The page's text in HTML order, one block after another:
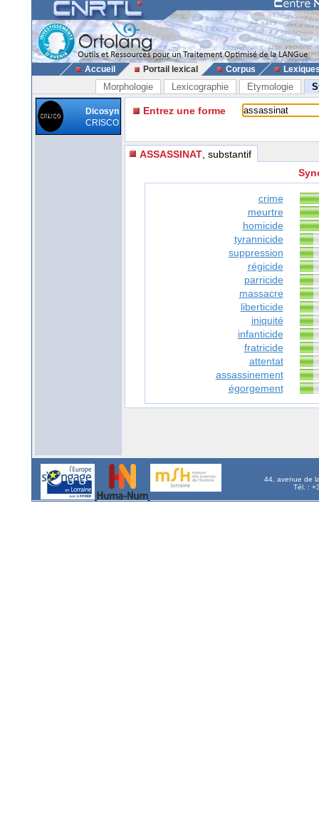
Accueil Portail lexical Corpus
Morphologie Lexicographie Etymologie
Dicosyn
CRISCO
Entrez une forme
ASSASSINAT , substantif
crime
meurtre
homicide
tyrannicide
suppression
régicide
parricide
massacre
liberticide
iniquité
infanticide
fratricide
attentat
assassinement
égorgement
44, avenue de
Tél. :